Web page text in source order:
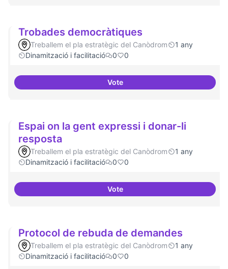
Trobades democràtiques
Treballem el pla estratègic del Canòdrom
1 any
Dinamització i facilitació
0 0
VoteTrobades democràtiques
Espai on la gent expressi i donar-li
resposta
Treballem el pla estratègic del Canòdrom
1 any
Dinamització i facilitació
0 0
VoteEspai on la gent expressi i
Protocol de rebuda de demandes
Treballem el pla estratègic del Canòdrom
1 any
Dinamització i facilitació
0 0